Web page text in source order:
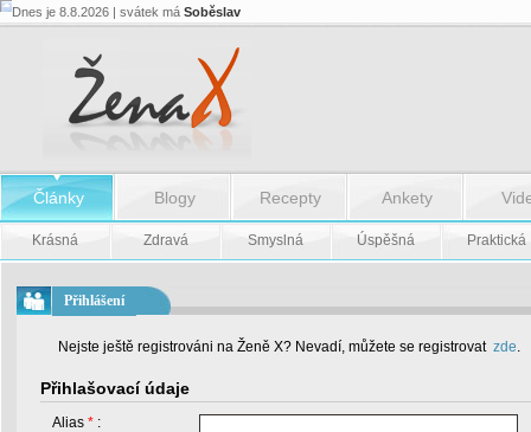
Dnes je 8.8.2026 | svátek má Soběslav
Články Blogy Recepty Ankety
Krásná Zdravá Smyslná Úspěšná Praktická
Přihlášení
Nejste ještě registrováni na Ženě X? Nevadí, můžete se registrovat zde.
Přihlašovací údaje
Alias * :